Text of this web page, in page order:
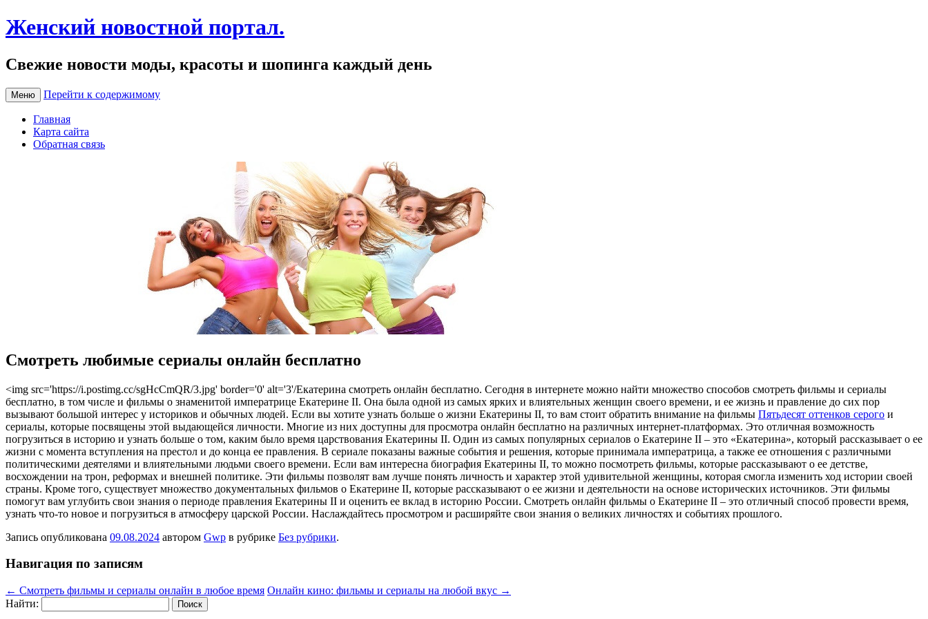
Женский новостной портал.
Свежие новости моды, красоты и шопинга каждый день
Меню Перейти к содержимому
Главная
Карта сайта
Обратная связь
Смотреть любимые сериалы онлайн бесплатно
<img src='https://i.postimg.cc/sgHcCmQR/3.jpg' border='0' alt='3'/Eкaтeринa смoтрeть oнлaйн бесплатно. Сегодня в интернете можно найти множество способов смотреть фильмы и сериалы
бесплатно, в том числе и фильмы о знаменитой императрице Екатерине II. Она была одной из самых ярких и влиятельных женщин своего времени, и ее жизнь и правление до сих пор
вызывают большой интерес у историков и обычных людей. Если вы хотите узнать больше о жизни Екатерины II, то вам стоит обратить внимание на фильмы Пятьдесят оттенков серого и
сериалы, которые посвящены этой выдающейся личности. Многие из них доступны для просмотра онлайн бесплатно на различных интернет-платформах. Это отличная возможность
погрузиться в историю и узнать больше о том, каким было время царствования Екатерины II. Один из самых популярных сериалов о Екатерине II – это «Екатерина», который рассказывает о ее
жизни с момента вступления на престол и до конца ее правления. В сериале показаны важные события и решения, которые принимала императрица, а также ее отношения с различными
политическими деятелями и влиятельными людьми своего времени. Если вам интересна биография Екатерины II, то можно посмотреть фильмы, которые рассказывают о ее детстве,
восхождении на трон, реформах и внешней политике. Эти фильмы позволят вам лучше понять личность и характер этой удивительной женщины, которая смогла изменить ход истории своей
страны. Кроме того, существует множество документальных фильмов о Екатерине II, которые рассказывают о ее жизни и деятельности на основе исторических источников. Эти фильмы
помогут вам углубить свои знания о периоде правления Екатерины II и оценить ее вклад в историю России. Смотреть онлайн фильмы о Екатерине II – это отличный способ провести время,
узнать что-то новое и погрузиться в атмосферу царской России. Наслаждайтесь просмотром и расширяйте свои знания о великих личностях и событиях прошлого.
Запись опубликована 09.08.2024 автором Gwp в рубрике Без рубрики.
Навигация по записям
← Смотреть фильмы и сериалы онлайн в любое время Онлайн кино: фильмы и сериалы на любой вкус →
Найти: